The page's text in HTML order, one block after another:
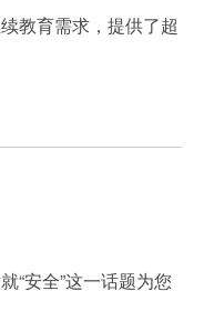
教育需求，提供了超
“安全”这一话题为您